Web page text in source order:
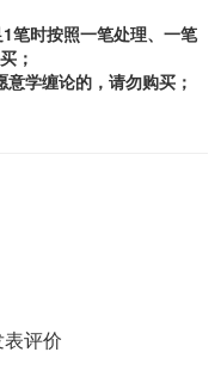
笔时按照一笔处理、一笔
；
学缠论的，请勿购买；
表评价